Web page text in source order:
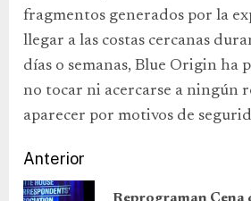
fragmentos generados por la
llegar a las costas cercanas
días o semanas, Blue Origin ha
no tocar ni acercarse a ningún
aparecer por motivos de
Anterior